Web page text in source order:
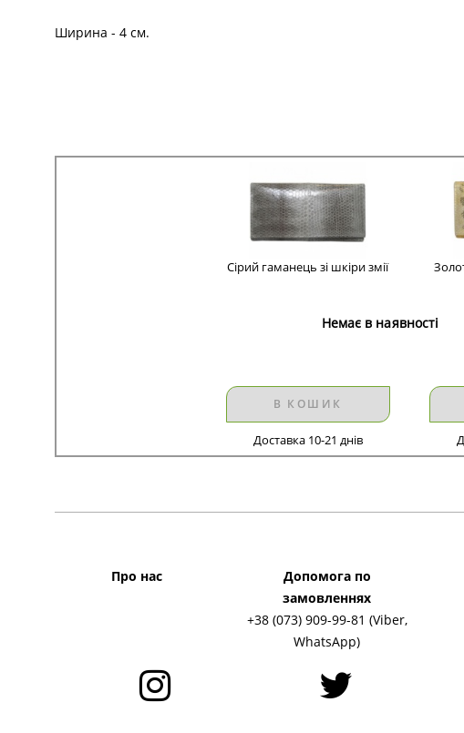
Ширина - 4 см.
Сірий гаманець зі шкіри змії
Немає в наявності
В КОШИК
Доставка 10-21 днів
Про нас
Допомога по
замовленнях
+38 (073) 909-99-81 (Viber,
WhatsApp)